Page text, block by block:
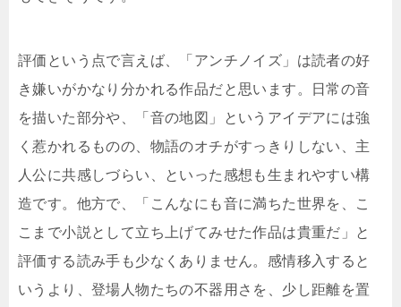
評価という点で言えば、「アンチノイズ」は読者の好
き嫌いがかなり分かれる作品だと思います。日常の音
を描いた部分や、「音の地図」というアイデアには強
く惹かれるものの、物語のオチがすっきりしない、主
人公に共感しづらい、といった感想も生まれやすい構
造です。他方で、「こんなにも音に満ちた世界を、こ
こまで小説として立ち上げてみせた作品は貴重だ」と
評価する読み手も少なくありません。感情移入すると
いうより、登場人物たちの不器用さを、少し距離を置